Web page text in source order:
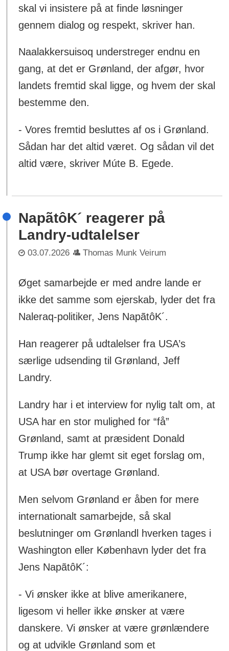
skal vi insistere på at finde løsninger
gennem dialog og respekt, skriver han.
Naalakkersuisoq understreger endnu en
gang, at det er Grønland, der afgør, hvor
landets fremtid skal ligge, og hvem der skal
bestemme den.
- Vores fremtid besluttes af os i Grønland.
Sådan har det altid været. Og sådan vil det
altid være, skriver Múte B. Egede.
NapãtôK´ reagerer på
Landry-udtalelser
03.07.2026 Thomas Munk Veirum
Øget samarbejde er med andre lande er
ikke det samme som ejerskab, lyder det fra
Naleraq-politiker, Jens NapãtôK´.
Han reagerer på udtalelser fra USA’s
særlige udsending til Grønland, Jeff
Landry.
Landry har i et interview for nylig talt om, at
USA har en stor mulighed for “få”
Grønland, samt at præsident Donald
Trump ikke har glemt sit eget forslag om,
at USA bør overtage Grønland.
Men selvom Grønland er åben for mere
internationalt samarbejde, så skal
beslutninger om Grønlandl hverken tages i
Washington eller København lyder det fra
Jens NapãtôK´:
- Vi ønsker ikke at blive amerikanere,
ligesom vi heller ikke ønsker at være
danskere. Vi ønsker at være grønlændere
og at udvikle Grønland som et